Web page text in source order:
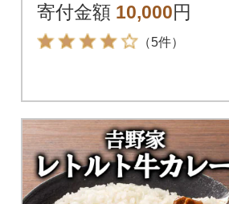
寄付金額 10,000円
（5件）